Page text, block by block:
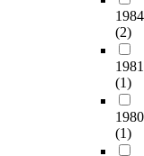
1984
(2)
1981
(1)
1980
(1)